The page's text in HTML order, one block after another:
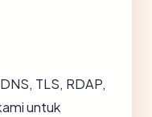
TLS, RDAP,
untuk